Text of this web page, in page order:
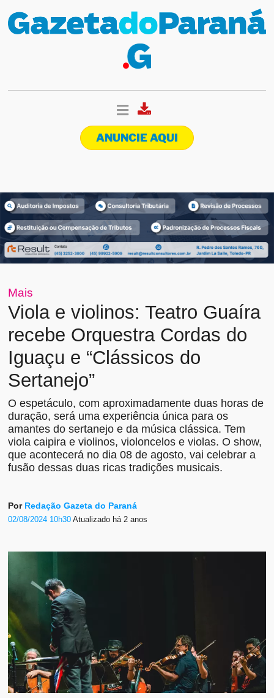
ANUNCIE AQUI
Mais
Viola e violinos: Teatro Guaíra
recebe Orquestra Cordas do
Iguaçu e “Clássicos do
Sertanejo”
O espetáculo, com aproximadamente duas horas de
duração, será uma experiência única para os
amantes do sertanejo e da música clássica. Tem
viola caipira e violinos, violoncelos e violas. O show,
que acontecerá no dia 08 de agosto, vai celebrar a
fusão dessas duas ricas tradições musicais.
Por Redação Gazeta do Paraná
02/08/2024 10h30Atualizado há 2 anos